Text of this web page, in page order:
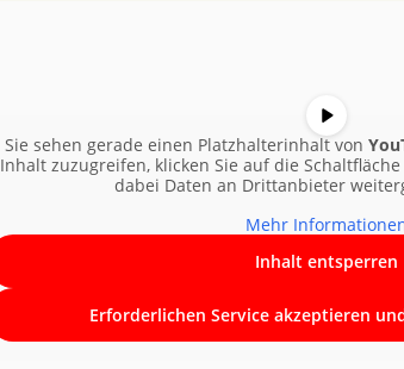
Sie sehen gerade einen Platzhalterinhalt von
Inhalt zuzugreifen, klicken Sie auf die
dabei Daten an Drittanbieter
Mehr
Inhalt entsperren
Erforderlichen Service akzeptieren